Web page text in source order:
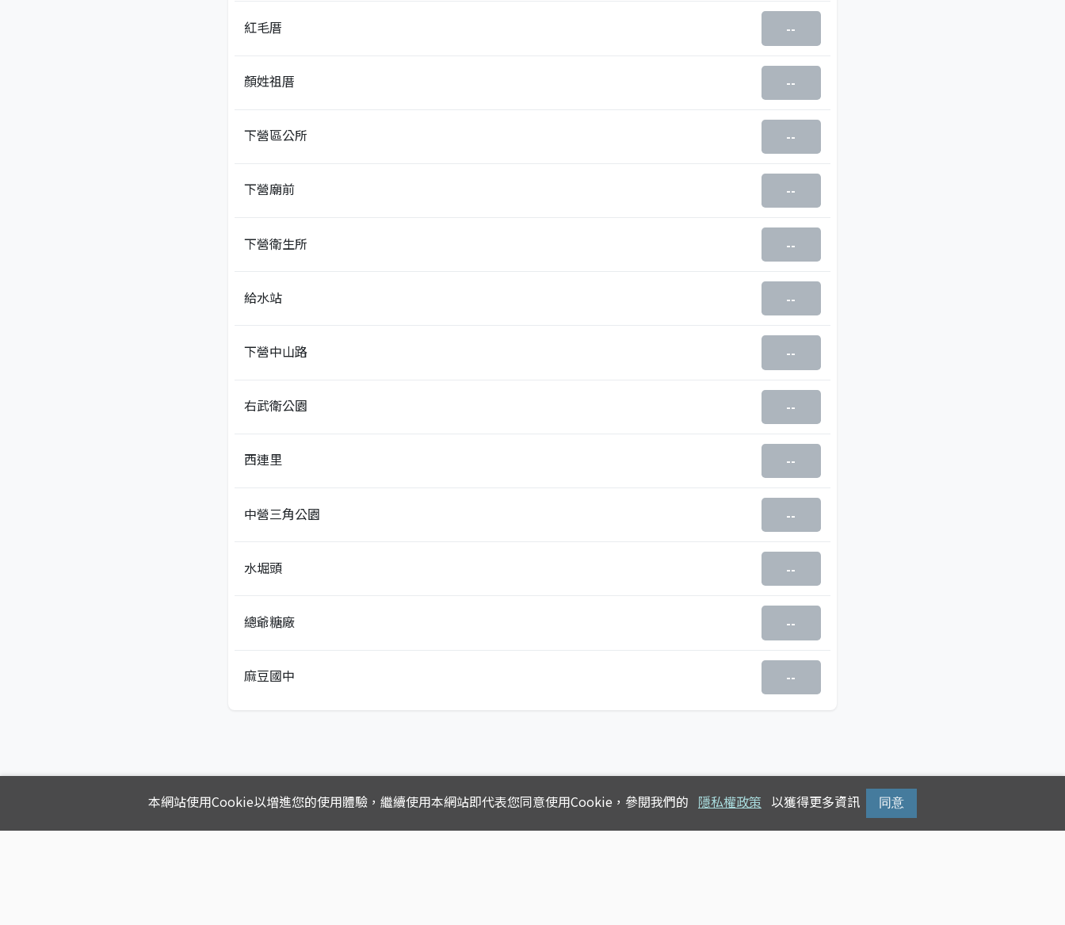
紅毛厝 --
顏姓祖厝 --
下營區公所 --
下營廟前 --
下營衛生所 --
給水站 --
下營中山路 --
右武衛公園 --
西連里 --
中營三角公園 --
水堀頭 --
總爺糖廠 --
麻豆國中 --
本網站使用Cookie以增進您的使用體驗， 繼續使用本網站即代表您同意使用Cookie，參閱我們的 隱私權政策 以獲得更多資訊 同意